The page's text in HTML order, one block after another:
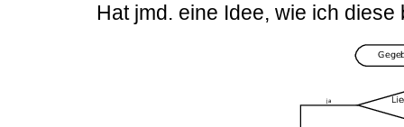
Hat jmd. eine Idee, wie ich